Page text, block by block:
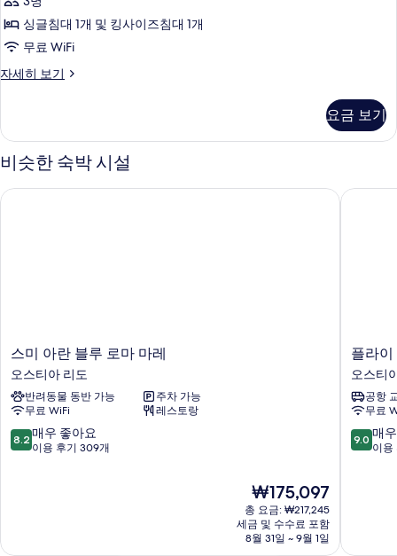
보
기
Room
with
Single
Bed
모
두
기
싱글침대 1개 및 킹사이즈침대 1개
무료 WiFi
자세히 보기
Standard
Single
Bed
자
히
요금 보기
비슷한 숙박 시설
스
미
아
란
블
루
로
스미 아란 블루 로마 마레
오스티아 리도
반려동물 동반 가능
주차 가능
무료 WiFi
레스토랑
10
점
8.2 매우 좋아요
이용 후기 309개
현
재
요
금
₩175,097
₩175,097
총 요금: ₩217,245
세금 및 수수료 포함
8월 31일 ~ 9월 1일
스미 아란 블루 로마 마레
플
라
이
데
코
호
텔
플라
오스티
공항
무료
10
점
9.0 매
이용
플라이